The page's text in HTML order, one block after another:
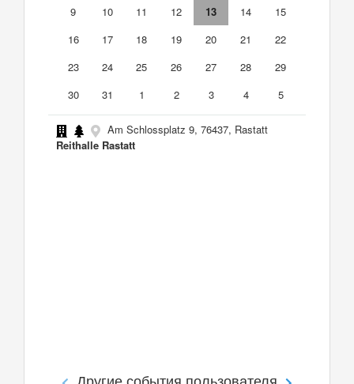
9
10 11 12 13 14
15
16
17 18 19 20 21
22
23
24 25 26 27 28
29
30
31 1 2 3 4 5
Am Schlossplatz 9, 76437, Rastatt
Reithalle Rastatt
Другие события пользователя